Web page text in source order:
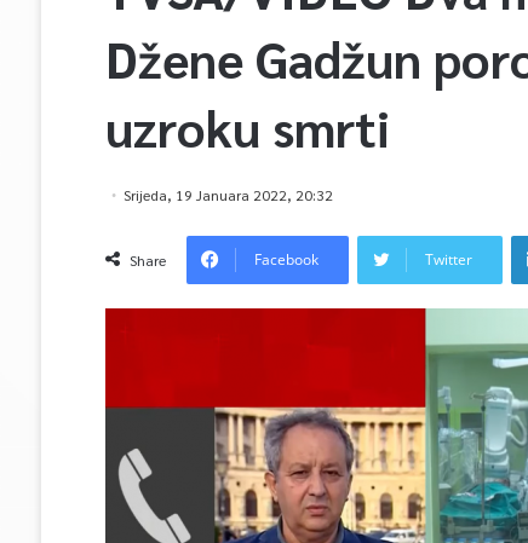
Džene Gadžun
uzroku smrti
Srijeda, 19 Januara 2022, 20:32
Share Facebook Twitter